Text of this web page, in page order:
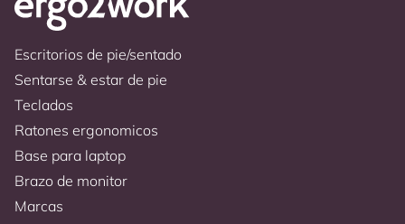
Escritorios de pie/sentado
Sentarse & estar de pie
Teclados
Ratones ergonomicos
Base para laptop
Brazo de monitor
Marcas